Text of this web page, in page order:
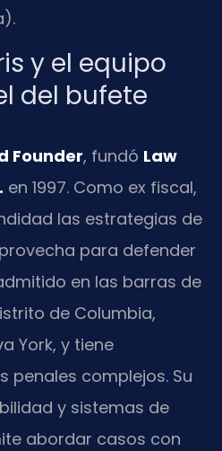
y el equipo
del bufete
Founder, fundó Law
en 1997. Como ex fiscal,
las estrategias de
para defender
en las barras de
de Columbia,
York, y tiene
penales complejos. Su
y sistemas de
abordar casos con